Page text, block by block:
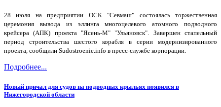
28 июля на предприятии ОСК "Севмаш" состоялась торжественная
церемония вывода из эллинга многоцелевого атомного подводного
крейсера (АПК) проекта "Ясень-М" "Ульяновск". Завершен стапельный
период строительства шестого корабля в серии модернизированного
проекта, сообщили Sudostroenie.info в пресс-службе корпорации.
Подробнее...
Новый причал для судов на подводных крыльях появился в
Нижегородской области